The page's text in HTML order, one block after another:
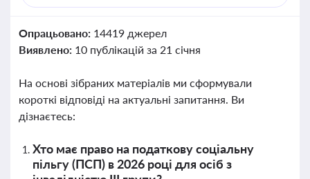
Опрацьовано: 14419 джерел
Виявлено: 10 публікацій за 21 січня
На основі зібраних матеріалів ми сформували
короткі відповіді на актуальні запитання. Ви
дізнаєтесь:
Хто має право на податкову соціальну
пільгу (ПСП) в 2026 році для осіб з